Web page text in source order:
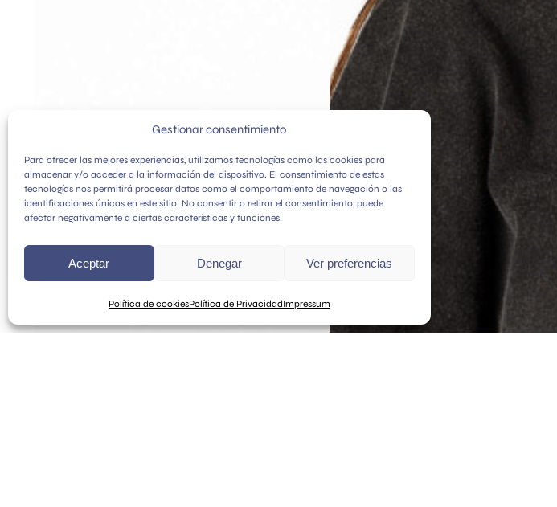
Gestionar consentimiento
Para ofrecer las mejores experiencias, utilizamos tecnologías como las cookies para
almacenar y/o acceder a la información del dispositivo. El consentimiento de estas
tecnologías nos permitirá procesar datos como el comportamiento de navegación o las
identificaciones únicas en este sitio. No consentir o retirar el consentimiento, puede
afectar negativamente a ciertas características y funciones.
Aceptar Denegar Ver preferencias
Política de cookiesPolítica de PrivacidadImpressum